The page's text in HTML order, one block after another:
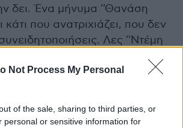
Not Process My Personal
of the sale, sharing to third parties, or
personal or sensitive information for
δει. Ένα μήνυμα ''Θανάση
κάτι που ανατριχιάζει, που δεν
Λες ''Ντέμη
Δεν μπορούσαμε να
να δούμε», ανέφερε
ο Θανάσης Καραχάλιος.